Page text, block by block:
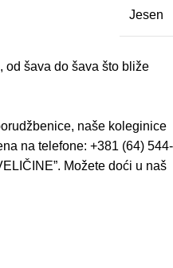
Jesen
od šava do šava što bliže
naše koleginice
na telefone: +381 (64) 544-
Možete doći u naš